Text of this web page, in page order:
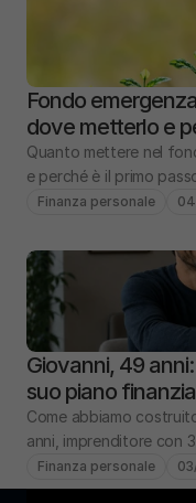
Fondo
dove metterlo e
Quanto mettere nel
e perché è il primo
pratica con numeri e
Finanza personale
Giovanni, 49
suo piano
Come abbiamo
anni, imprenditore con
completo: analisi,
Finanza personale